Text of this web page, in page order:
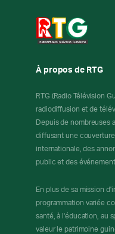
À propos de RTG
RTG (Radio Télévision
radiodiffusion et de
Depuis de nombreuses
diffusant une
internationale, des
public et des
En plus de sa mission
programmation variée
santé, à l'éducation, au
valeur le patrimoine